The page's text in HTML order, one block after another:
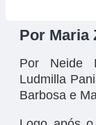
Por Maria
Por Neide
Ludmilla
Barbosa e